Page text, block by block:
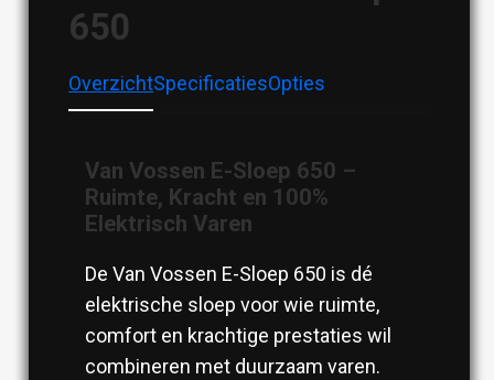
650
OverzichtSpecificatiesOpties
Van Vossen E-Sloep 650 –
Ruimte, Kracht en 100%
Elektrisch Varen
De Van Vossen E-Sloep 650 is dé
elektrische sloep voor wie ruimte,
comfort en krachtige prestaties wil
combineren met duurzaam varen.